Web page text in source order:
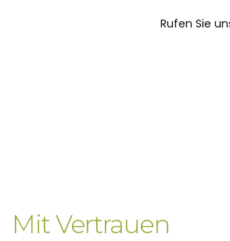
Rufen Sie
Mit Vertrauen